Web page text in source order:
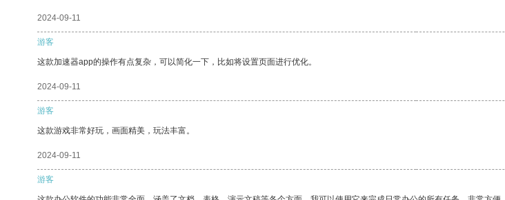
2024-09-11
游客
这款加速器app的操作有点复杂，可以简化一下，比如将设置页面进行优化。
2024-09-11
游客
这款游戏非常好玩，画面精美，玩法丰富。
2024-09-11
游客